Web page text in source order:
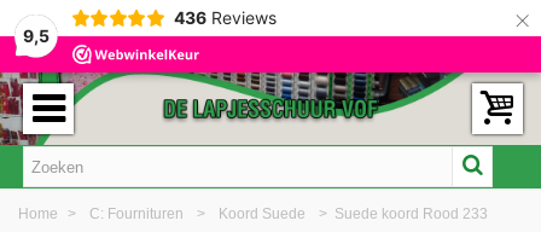
9,5
436 Reviews ×
Home > C: Fournituren > Koord Suede > Suede koord Rood 233